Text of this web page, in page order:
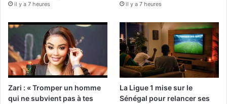
il y a 7 heures il y a 7 heures
Zari : « Tromper un homme
qui ne subvient pas à tes
La Ligue 1 mise sur le
Sénégal pour relancer ses